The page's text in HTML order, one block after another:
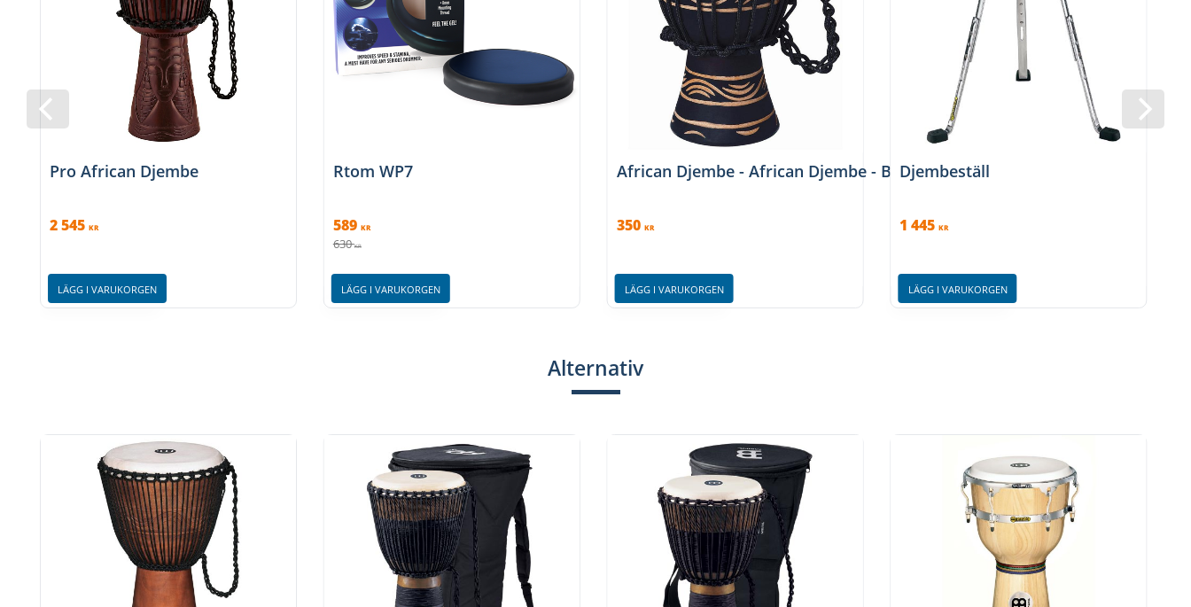
Pro African Djembe
2 545 KR
LÄGG I VARUKORGEN
Rtom WP7
589 KR
630 KR
LÄGG I VARUKORGEN
African Djembe - African Djembe - Barnmodell, Svart
350 KR
LÄGG I VARUKORGEN
Djembeställ
1 445 KR
LÄGG I VARUKORGEN
Alternativ